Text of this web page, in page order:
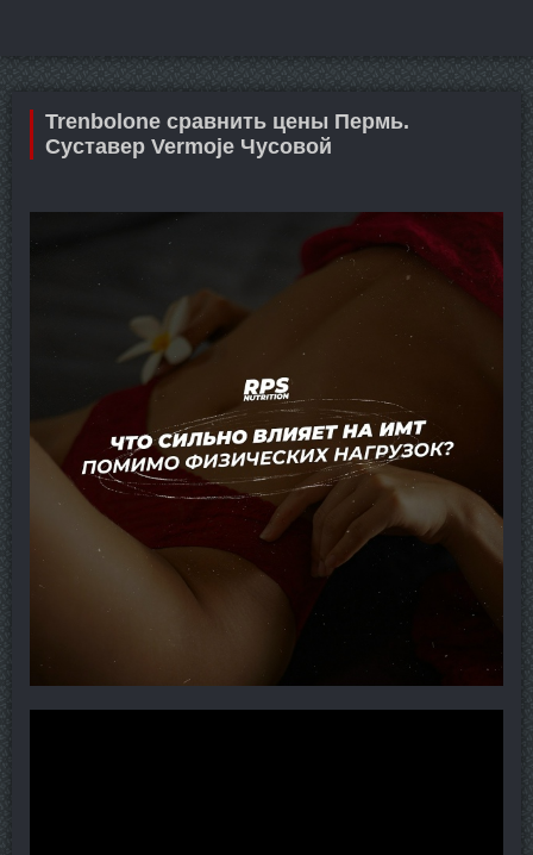
Trenbolone сравнить цены Пермь.
Суставер Vermoje Чусовой